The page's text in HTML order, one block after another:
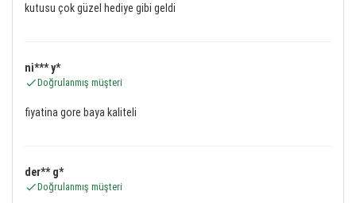
kutusu çok güzel hediye gibi geldi
ni*** y*
Doğrulanmış müşteri
fiyatina gore baya kaliteli
der** g*
Doğrulanmış müşteri